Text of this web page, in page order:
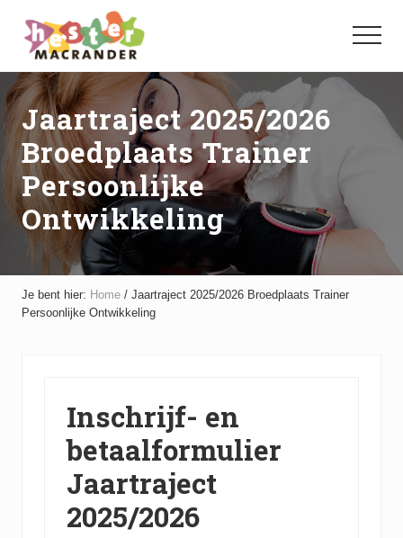
naar
hoofd
inhoud
naar
voettekst
Menu
Jaartraject 2025/2026
Broedplaats Trainer
Persoonlijke
Ontwikkeling
Je bent hier: Home / Jaartraject 2025/2026 Broedplaats Trainer
Persoonlijke Ontwikkeling
Inschrijf- en
betaalformulier
Jaartraject
2025/2026